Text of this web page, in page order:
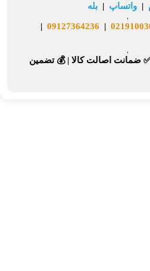
| واتساپ | بله
|
09127364236
|
ضمانت اصالت کالا |💰 تضمین